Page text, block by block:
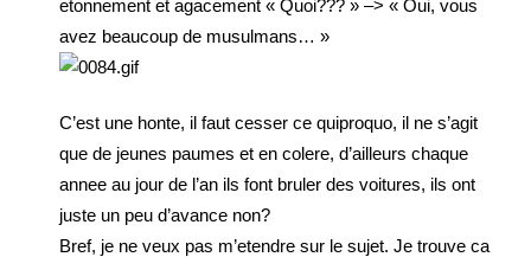
etonnement et agacement « Quoi??? » –> « Oui, vous
avez beaucoup de musulmans… »
C’est une honte, il faut cesser ce quiproquo, il ne s’agit
que de jeunes paumes et en colere, d’ailleurs chaque
annee au jour de l’an ils font bruler des voitures, ils ont
juste un peu d’avance non?
Bref, je ne veux pas m’etendre sur le sujet. Je trouve ca